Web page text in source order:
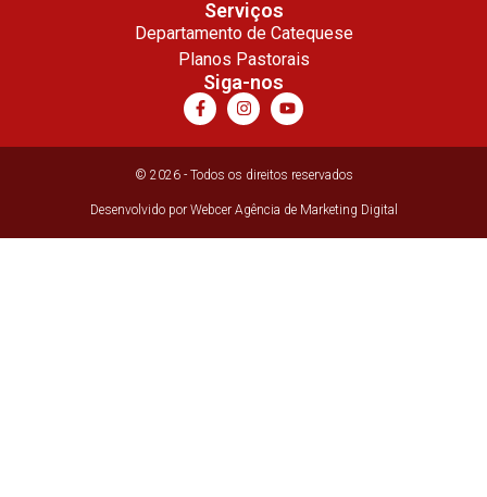
Serviços
Departamento de Catequese
Planos Pastorais
Siga-nos
© 2026 - Todos os direitos reservados
Desenvolvido por Webcer Agência de Marketing Digital